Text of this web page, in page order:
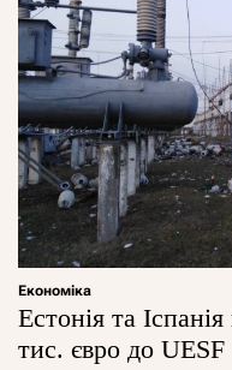
Економіка
Естонія та
тис. євро до UESF